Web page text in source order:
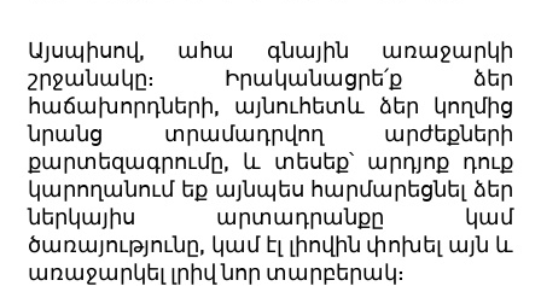
Այսպիսով, ահա գնային առաջարկի
շրջանակը: Իրականացրե՛ք ձեր
հաճախորդների, այնուհետև ձեր կողմից
նրանց տրամադրվող արժեքների
քարտեզագրումը, և տեսեք՝ արդյոք դուք
կարողանում եք այնպես հարմարեցնել ձեր
ներկայիս արտադրանքը կամ
ծառայությունը, կամ էլ լիովին փոխել այն և
առաջարկել լրիվ նոր տարբերակ: